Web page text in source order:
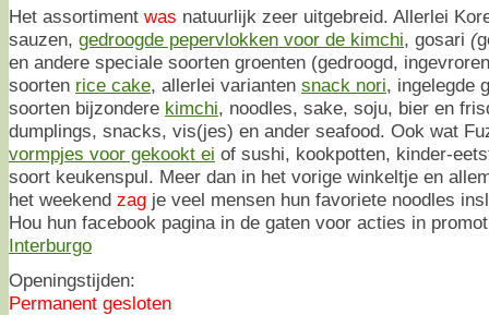
Het assortiment was natuurlijk zeer uitgebreid. Allerlei
sauzen, gedroogde pepervlokken voor de kimchi, gosari (
en andere speciale soorten groenten (gedroogd,
soorten rice cake, allerlei varianten snack nori, ingelegde
soorten bijzondere kimchi, noodles, sake, soju, bier en
dumplings, snacks, vis(jes) en ander seafood. Ook wat
vormpjes voor gekookt ei of sushi, kookpotten, kinder-
soort keukenspul. Meer dan in het vorige winkeltje en
het weekend zag je veel mensen hun favoriete noodles
Hou hun facebook pagina in de gaten voor acties in
Interburgo
Openingstijden:
Permanent gesloten